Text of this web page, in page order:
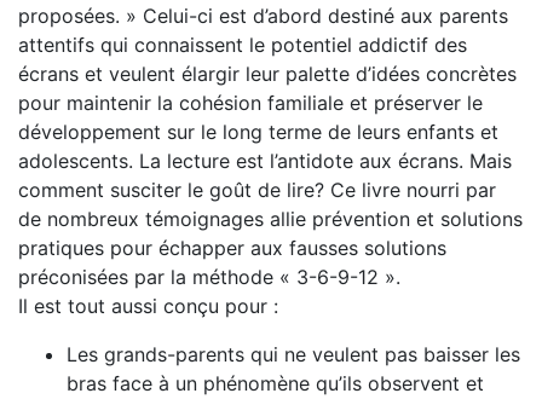
proposées. » Celui-ci est d’abord destiné aux parents
attentifs qui connaissent le potentiel addictif des
écrans et veulent élargir leur palette d’idées concrètes
pour maintenir la cohésion familiale et préserver le
développement sur le long terme de leurs enfants et
adolescents. La lecture est l’antidote aux écrans. Mais
comment susciter le goût de lire? Ce livre nourri par
de nombreux témoignages allie prévention et solutions
pratiques pour échapper aux fausses solutions
préconisées par la méthode « 3-6-9-12 ».
Il est tout aussi conçu pour :
Les grands-parents qui ne veulent pas baisser les
bras face à un phénomène qu’ils observent et